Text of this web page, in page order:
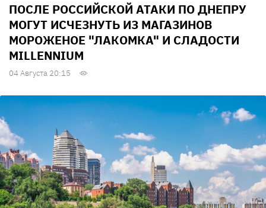
ПОСЛЕ РОССИЙСКОЙ АТАКИ ПО ДНЕПРУ
МОГУТ ИСЧЕЗНУТЬ ИЗ МАГАЗИНОВ
МОРОЖЕНОЕ "ЛАКОМКА" И СЛАДОСТИ
MILLENNIUM
04 Августа 20:15